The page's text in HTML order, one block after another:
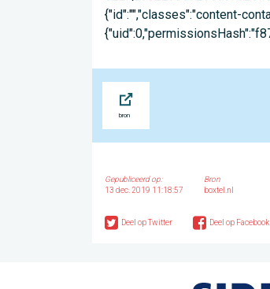
Gepubliceerd op:
13 dec. 2019 11:18:57
Bron
boxtel.nl
Deel op Twitter Deel op Facebook